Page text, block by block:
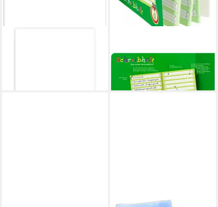
A5 quer, Lin 0 16 Blatt, liniert
ab 4,59 €
lieferbar - in 2-3 Werktagen bei dir